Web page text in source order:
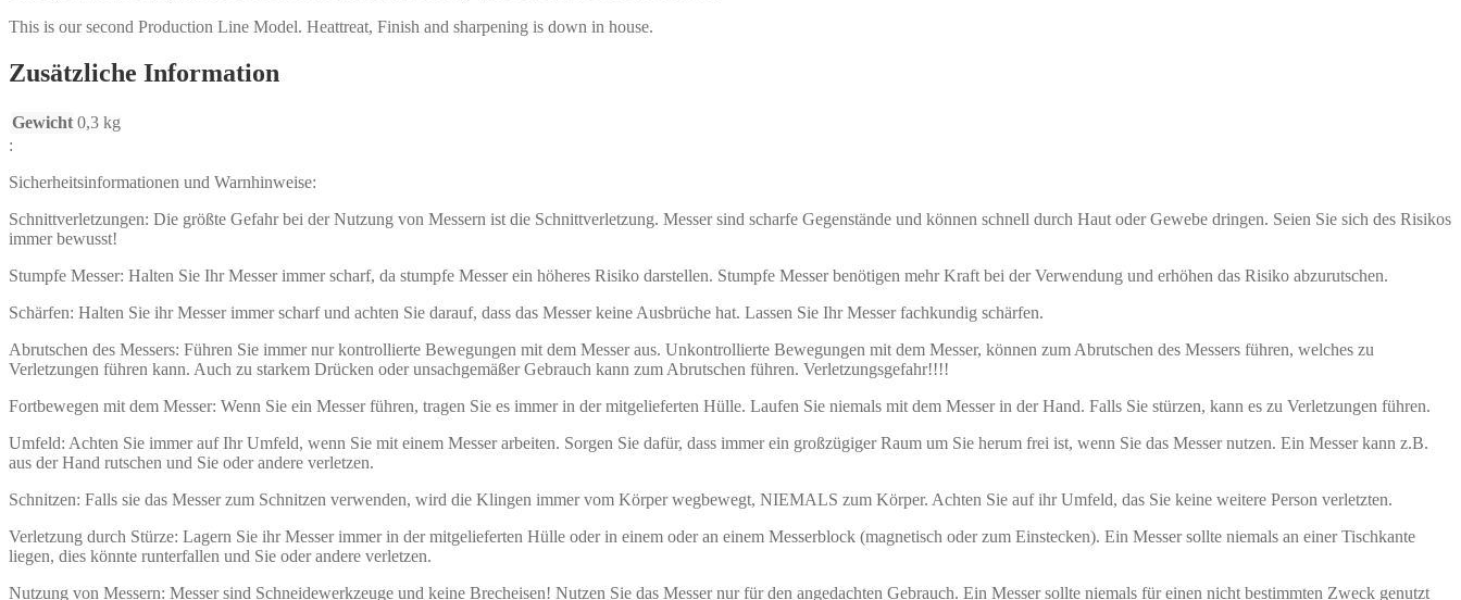
This is our second Production Line Model. Heattreat, Finish and sharpening is down in house.
Zusätzliche Information
Gewicht 0,3 kg
:
Sicherheitsinformationen und Warnhinweise:
Schnittverletzungen: Die größte Gefahr bei der Nutzung von Messern ist die Schnittverletzung. Messer sind scharfe Gegenstände und können schnell durch Haut oder Gewebe dringen. Seien Sie sich des Risikos
immer bewusst!
Stumpfe Messer: Halten Sie Ihr Messer immer scharf, da stumpfe Messer ein höheres Risiko darstellen. Stumpfe Messer benötigen mehr Kraft bei der Verwendung und erhöhen das Risiko abzurutschen.
Schärfen: Halten Sie ihr Messer immer scharf und achten Sie darauf, dass das Messer keine Ausbrüche hat. Lassen Sie Ihr Messer fachkundig schärfen.
Abrutschen des Messers: Führen Sie immer nur kontrollierte Bewegungen mit dem Messer aus. Unkontrollierte Bewegungen mit dem Messer, können zum Abrutschen des Messers führen, welches zu
Verletzungen führen kann. Auch zu starkem Drücken oder unsachgemäßer Gebrauch kann zum Abrutschen führen. Verletzungsgefahr!!!!
Fortbewegen mit dem Messer: Wenn Sie ein Messer führen, tragen Sie es immer in der mitgelieferten Hülle. Laufen Sie niemals mit dem Messer in der Hand. Falls Sie stürzen, kann es zu Verletzungen führen.
Umfeld: Achten Sie immer auf Ihr Umfeld, wenn Sie mit einem Messer arbeiten. Sorgen Sie dafür, dass immer ein großzügiger Raum um Sie herum frei ist, wenn Sie das Messer nutzen. Ein Messer kann z.B.
aus der Hand rutschen und Sie oder andere verletzen.
Schnitzen: Falls sie das Messer zum Schnitzen verwenden, wird die Klingen immer vom Körper wegbewegt, NIEMALS zum Körper. Achten Sie auf ihr Umfeld, das Sie keine weitere Person verletzten.
Verletzung durch Stürze: Lagern Sie ihr Messer immer in der mitgelieferten Hülle oder in einem oder an einem Messerblock (magnetisch oder zum Einstecken). Ein Messer sollte niemals an einer Tischkante
liegen, dies könnte runterfallen und Sie oder andere verletzen.
Nutzung von Messern: Messer sind Schneidewerkzeuge und keine Brecheisen! Nutzen Sie das Messer nur für den angedachten Gebrauch. Ein Messer sollte niemals für einen nicht bestimmten Zweck genutzt